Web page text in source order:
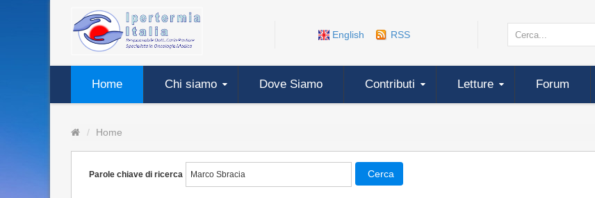
English RSS
Home Chi siamo Dove Siamo Contributi Letture Forum
Home
Parole chiave di ricerca Cerca